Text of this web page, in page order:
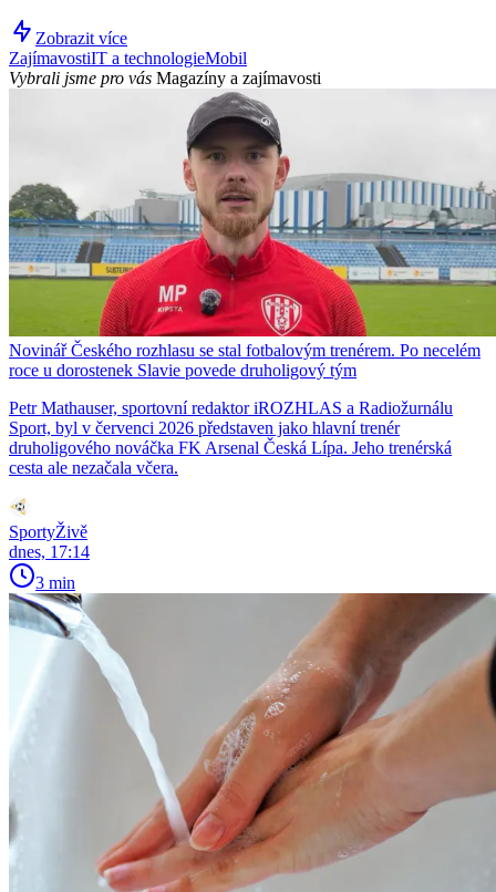
Zobrazit více
ZajímavostiIT a technologieMobil
Vybrali jsme pro vás Magazíny a zajímavosti
Novinář Českého rozhlasu se stal fotbalovým trenérem. Po necelém
roce u dorostenek Slavie povede druholigový tým
Petr Mathauser, sportovní redaktor iROZHLAS a Radiožurnálu
Sport, byl v červenci 2026 představen jako hlavní trenér
druholigového nováčka FK Arsenal Česká Lípa. Jeho trenérská
cesta ale nezačala včera.
SportyŽivě
dnes, 17:14
3 min